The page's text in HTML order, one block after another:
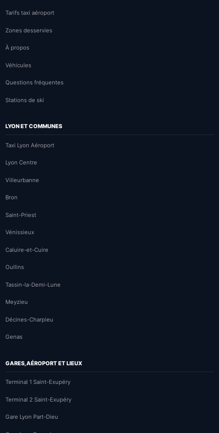
Tarifs taxi aéroport
Zones desservies
À propos
Véhicules
Questions fréquentes
Stations de ski
LYON ET COMMUNES
Taxi Lyon Aéroport
Lyon Centre
Villeurbanne
Bron
Saint-Priest
Vénissieux
Caluire-et-Cuire
Oullins
Tassin-la-Demi-Lune
Meyzieu
Décines-Charpieu
Genas
GARES, AÉROPORT ET LIEUX
Terminal 1 Saint-Exupéry
Terminal 2 Saint-Exupéry
Gare Lyon Part-Dieu